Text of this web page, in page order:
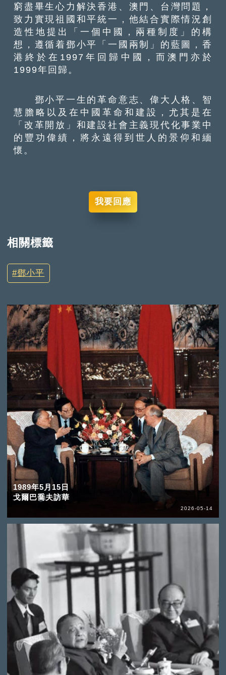
窮盡畢生心力解決香港、澳門、台灣問題，
致力實現祖國和平統一，他結合實際情況創
造性地提出「一個中國，兩種制度」的構
想，遵循着鄧小平「一國兩制」的藍圖，香
港終於在1997年回歸中國，而澳門亦於
1999年回歸。
鄧小平一生的革命意志、偉大人格、智
慧膽略以及在中國革命和建設，尤其是在
「改革開放」和建設社會主義現代化事業中
的豐功偉績，將永遠得到世人的景仰和緬
懷。
我要回應
相關標籤
鄧小平
1989年5月15日
戈爾巴喬夫訪華
2026-05-14